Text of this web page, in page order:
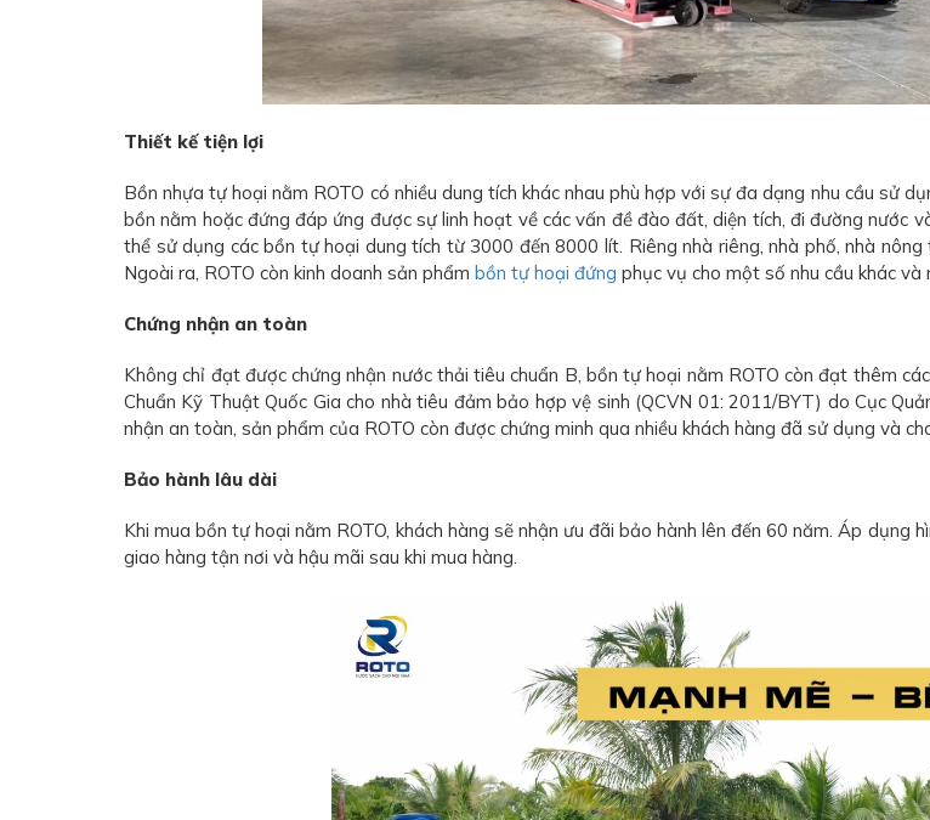
Thiết kế tiện lợi
Bồn nhựa tự hoại nằm ROTO có nhiều dung tích khác nhau phù hợp với sự đa dạng nhu cầu sử
bồn nằm hoặc đứng đáp ứng được sự linh hoạt về các vấn đề đào đất, diện tích, đi đường nước
thể sử dụng các bồn tự hoại dung tích từ 3000 đến 8000 lít. Riêng nhà riêng, nhà phố, nhà
Ngoài ra, ROTO còn kinh doanh sản phẩm bồn tự hoại đứng phục vụ cho một số nhu cầu khác và
Chứng nhận an toàn
Không chỉ đạt được chứng nhận nước thải tiêu chuẩn B, bồn tự hoại nằm ROTO còn đạt thêm
Chuẩn Kỹ Thuật Quốc Gia cho nhà tiêu đảm bảo hợp vệ sinh (QCVN 01: 2011/BYT) do Cục
nhận an toàn, sản phẩm của ROTO còn được chứng minh qua nhiều khách hàng đã sử dụng và
Bảo hành lâu dài
Khi mua bồn tự hoại nằm ROTO, khách hàng sẽ nhận ưu đãi bảo hành lên đến 60 năm. Áp
giao hàng tận nơi và hậu mãi sau khi mua hàng.